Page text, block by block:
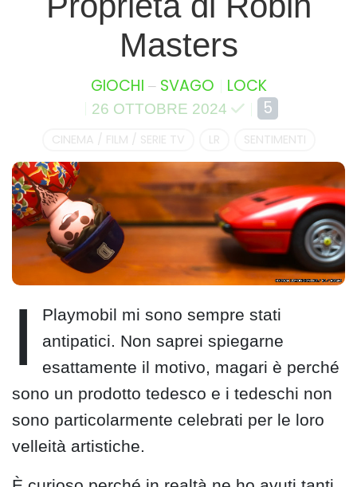
Masters
GIOCHI – SVAGO LOCK
26 OTTOBRE 2024 5
CINEMA / FILM / SERIE TV LR SENTIMENTI
I
Playmobil mi sono sempre stati
antipatici. Non saprei spiegarne
esattamente il motivo, magari è perché
sono un prodotto tedesco e i tedeschi non
sono particolarmente celebrati per le loro
velleità artistiche.